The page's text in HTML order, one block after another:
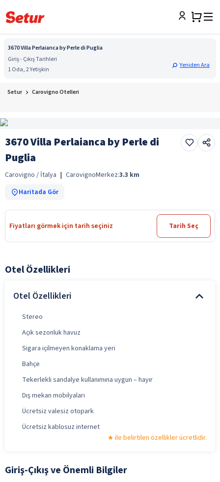
3670 Villa Perlaianca by Perle di Puglia
Giriş - Çıkış Tarihleri
1 Oda, 2 Yetişkin
Yeniden Ara
Setur Carovigno Otelleri
3670 Villa Perlaianca by Perle di
Puglia
Carovigno / İtalya | CarovignoMerkez:3.3 km
Haritada Gör
Fiyatları görmek için tarih seçiniz Tarih Seç
Otel Özellikleri
Otel Özellikleri
Stereo
Açık sezonluk havuz
Sigara içilmeyen konaklama yeri
Bahçe
Tekerlekli sandalye kullanımına uygun – hayır
Dış mekan mobilyaları
Ücretsiz valesiz otopark
Ücretsiz kablosuz internet
ile belirtilen özellikler ücretlidir.
Giriş-Çıkış ve Önemli Bilgiler